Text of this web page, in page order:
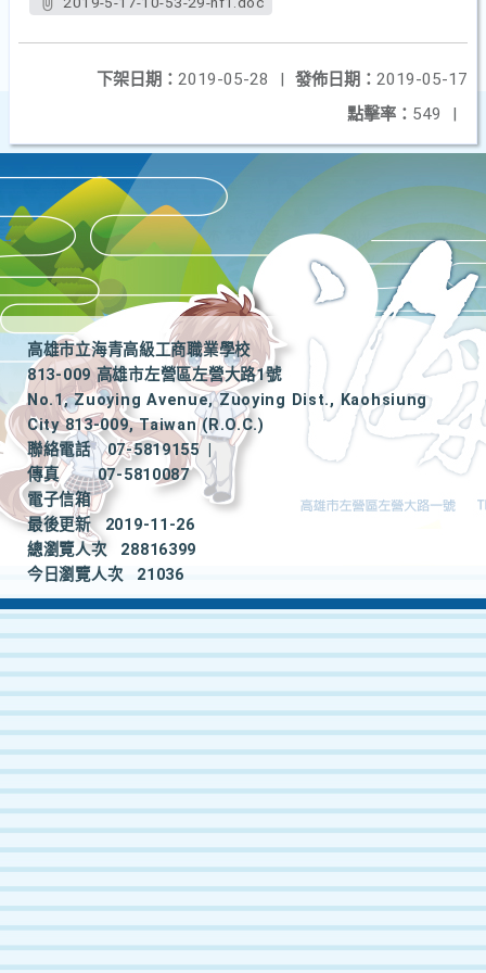
發佈日期： 2019-05-17
下架日期： 2019-05-28
|
點擊率： 549 |
高雄市立海青高級工商職業學校
813-009 高雄市左營區左營大路1號
No.1, Zuoying Avenue, Zuoying Dist., Kaohsiung
City 813-009, Taiwan (R.O.C.)
聯絡電話
07-5819155
|
傳真
07-5810087
電子信箱
最後更新
2019-11-26
總瀏覽人次
28816399
今日瀏覽人次
21036